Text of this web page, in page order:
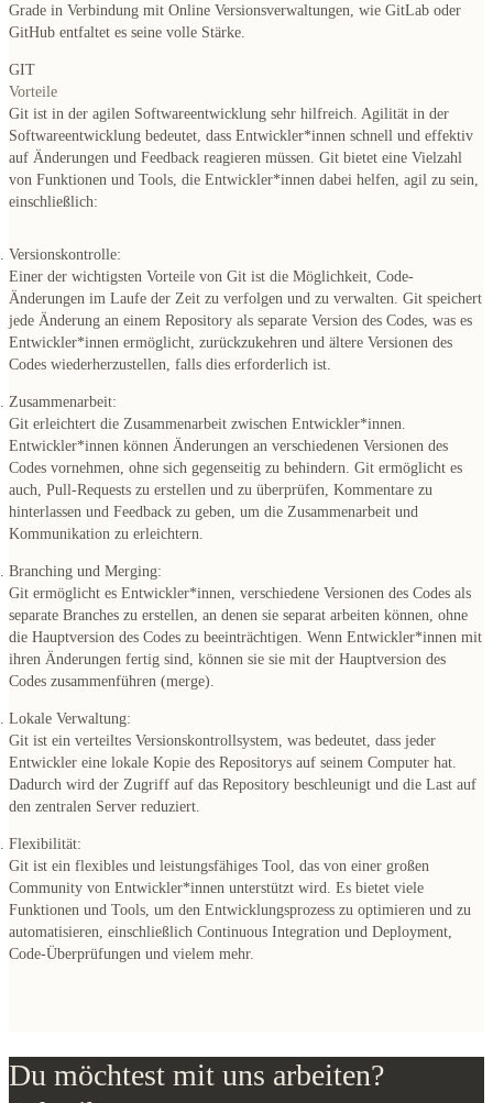
Grade in Verbindung mit Online Versionsverwaltungen, wie GitLab oder
GitHub entfaltet es seine volle Stärke.
GIT
Vorteile
Git ist in der agilen Softwareentwicklung sehr hilfreich. Agilität in der
Softwareentwicklung bedeutet, dass Entwickler*innen schnell und effektiv
auf Änderungen und Feedback reagieren müssen. Git bietet eine Vielzahl
von Funktionen und Tools, die Entwickler*innen dabei helfen, agil zu sein,
einschließlich:
Versionskontrolle:
Einer der wichtigsten Vorteile von Git ist die Möglichkeit, Code-
Änderungen im Laufe der Zeit zu verfolgen und zu verwalten. Git speichert
jede Änderung an einem Repository als separate Version des Codes, was es
Entwickler*innen ermöglicht, zurückzukehren und ältere Versionen des
Codes wiederherzustellen, falls dies erforderlich ist.
Zusammenarbeit:
Git erleichtert die Zusammenarbeit zwischen Entwickler*innen.
Entwickler*innen können Änderungen an verschiedenen Versionen des
Codes vornehmen, ohne sich gegenseitig zu behindern. Git ermöglicht es
auch, Pull-Requests zu erstellen und zu überprüfen, Kommentare zu
hinterlassen und Feedback zu geben, um die Zusammenarbeit und
Kommunikation zu erleichtern.
Branching und Merging:
Git ermöglicht es Entwickler*innen, verschiedene Versionen des Codes als
separate Branches zu erstellen, an denen sie separat arbeiten können, ohne
die Hauptversion des Codes zu beeinträchtigen. Wenn Entwickler*innen mit
ihren Änderungen fertig sind, können sie sie mit der Hauptversion des
Codes zusammenführen (merge).
Lokale Verwaltung:
Git ist ein verteiltes Versionskontrollsystem, was bedeutet, dass jeder
Entwickler eine lokale Kopie des Repositorys auf seinem Computer hat.
Dadurch wird der Zugriff auf das Repository beschleunigt und die Last auf
den zentralen Server reduziert.
Flexibilität:
Git ist ein flexibles und leistungsfähiges Tool, das von einer großen
Community von Entwickler*innen unterstützt wird. Es bietet viele
Funktionen und Tools, um den Entwicklungsprozess zu optimieren und zu
automatisieren, einschließlich Continuous Integration und Deployment,
Code-Überprüfungen und vielem mehr.
Du möchtest mit uns arbeiten?